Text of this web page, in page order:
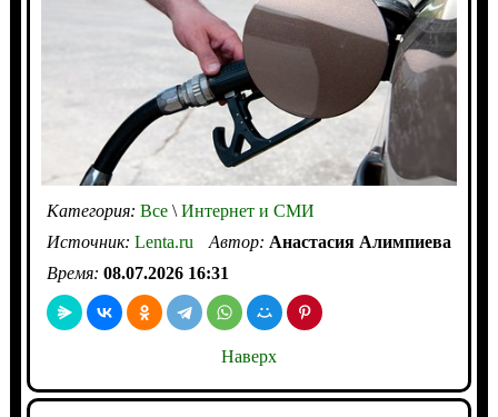
Категория: Все\Интернет и СМИ
Источник: Lenta.ru Автор: Анастасия Алимпиева
Время: 08.07.2026 16:31
Наверх